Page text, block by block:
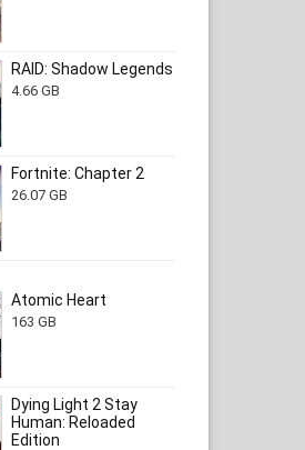
RAID: Shadow Legends
4.66 GB
Fortnite: Chapter 2
26.07 GB
Atomic Heart
163 GB
Dying Light 2 Stay
Human: Reloaded
Edition